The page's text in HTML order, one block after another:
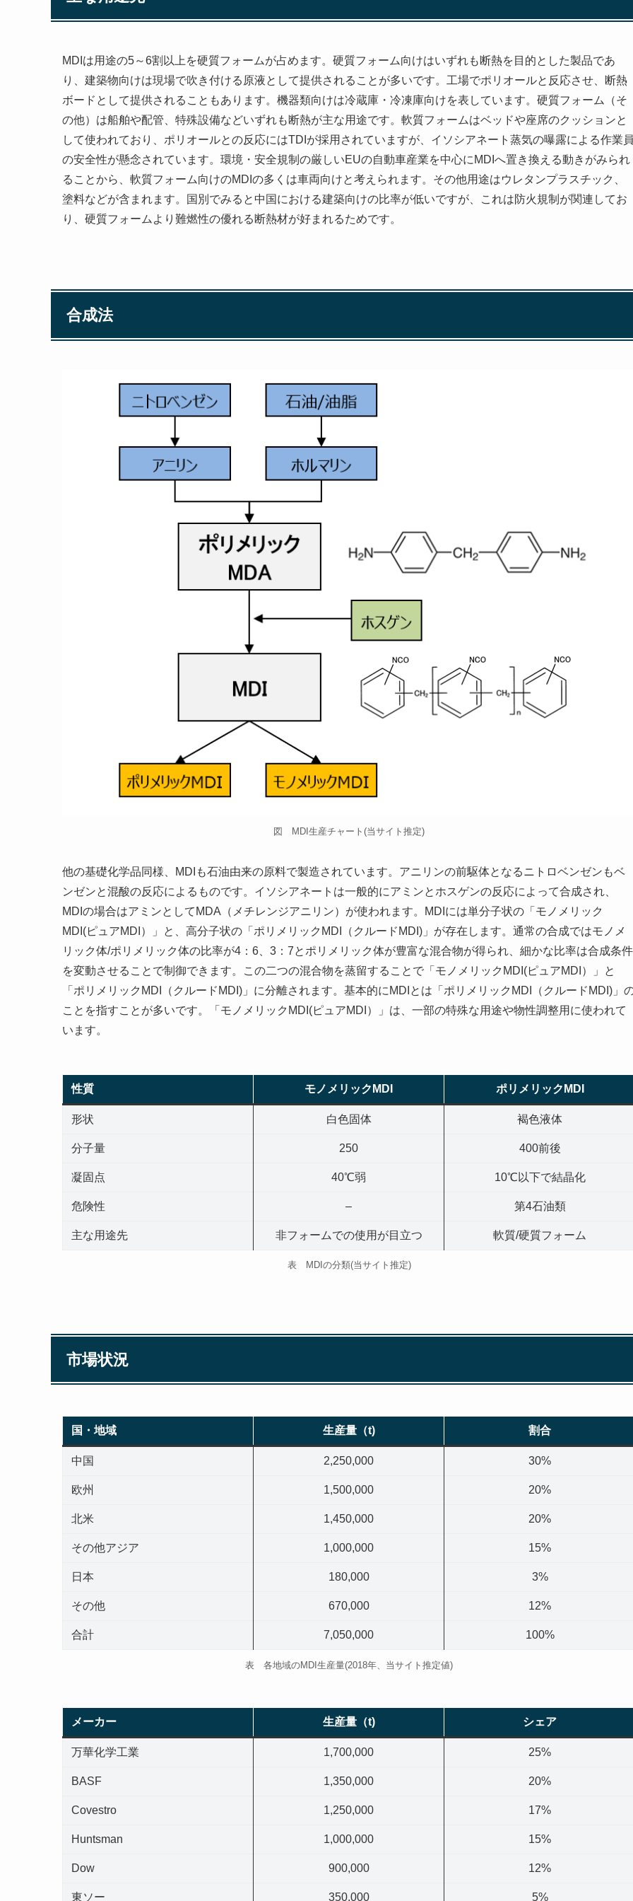
MDIは用途の5～6割以上を硬質フォームが占めます。硬質フォーム向けはいずれも断熱を目的とした製品であ
り、建築物向けは現場で吹き付ける原液として提供されることが多いです。工場でポリオールと反応させ、断熱
ボードとして提供されることもあります。機器類向けは冷蔵庫・冷凍庫向けを表しています。硬質フォーム（そ
の他）は船舶や配管、特殊設備などいずれも断熱が主な用途です。軟質フォームはベッドや座席のクッションと
して使われており、ポリオールとの反応にはTDIが採用されていますが、イソシアネート蒸気の曝露による作業
の安全性が懸念されています。環境・安全規制の厳しいEUの自動車産業を中心にMDIへ置き換える動きがみられ
ることから、軟質フォーム向けのMDIの多くは車両向けと考えられます。その他用途はウレタンプラスチック、
塗料などが含まれます。国別でみると中国における建築向けの比率が低いですが、これは防火規制が関連してお
り、硬質フォームより難燃性の優れる断熱材が好まれるためです。
合成法
図 MDI生産チャート(当サイト推定)
他の基礎化学品同様、MDIも石油由来の原料で製造されています。アニリンの前駆体となるニトロベンゼンもベ
ンゼンと混酸の反応によるものです。イソシアネートは一般的にアミンとホスゲンの反応によって合成され、
MDIの場合はアミンとしてMDA（メチレンジアニリン）が使われます。MDIには単分子状の「モノメリック
MDI(ピュアMDI）」と、高分子状の「ポリメリックMDI（クルードMDI)」が存在します。通常の合成ではモノメ
リック体/ポリメリック体の比率が4：6、3：7とポリメリック体が豊富な混合物が得られ、細かな比率は合成条件
を変動させることで制御できます。この二つの混合物を蒸留することで「モノメリックMDI(ピュアMDI）」と
「ポリメリックMDI（クルードMDI)」に分離されます。基本的にMDIとは「ポリメリックMDI（クルードMDI)」
ことを指すことが多いです。「モノメリックMDI(ピュアMDI）」は、一部の特殊な用途や物性調整用に使われて
います。
性質 モノメリックMDI ポリメリックMDI
形状 白色固体 褐色液体
分子量 250 400前後
凝固点 40℃弱 10℃以下で結晶化
危険性 – 第4石油類
主な用途先 非フォームでの使用が目立つ 軟質/硬質フォーム
表 MDIの分類(当サイト推定)
市場状況
国・地域 生産量（t) 割合
中国 2,250,000 30%
欧州 1,500,000 20%
北米 1,450,000 20%
その他アジア 1,000,000 15%
日本 180,000 3%
その他 670,000 12%
合計 7,050,000 100%
表 各地域のMDI生産量(2018年、当サイト推定値)
メーカー 生産量（t) シェア
万華化学工業 1,700,000 25%
BASF 1,350,000 20%
Covestro 1,250,000 17%
Huntsman 1,000,000 15%
Dow 900,000 12%
東ソー 350,000 5%